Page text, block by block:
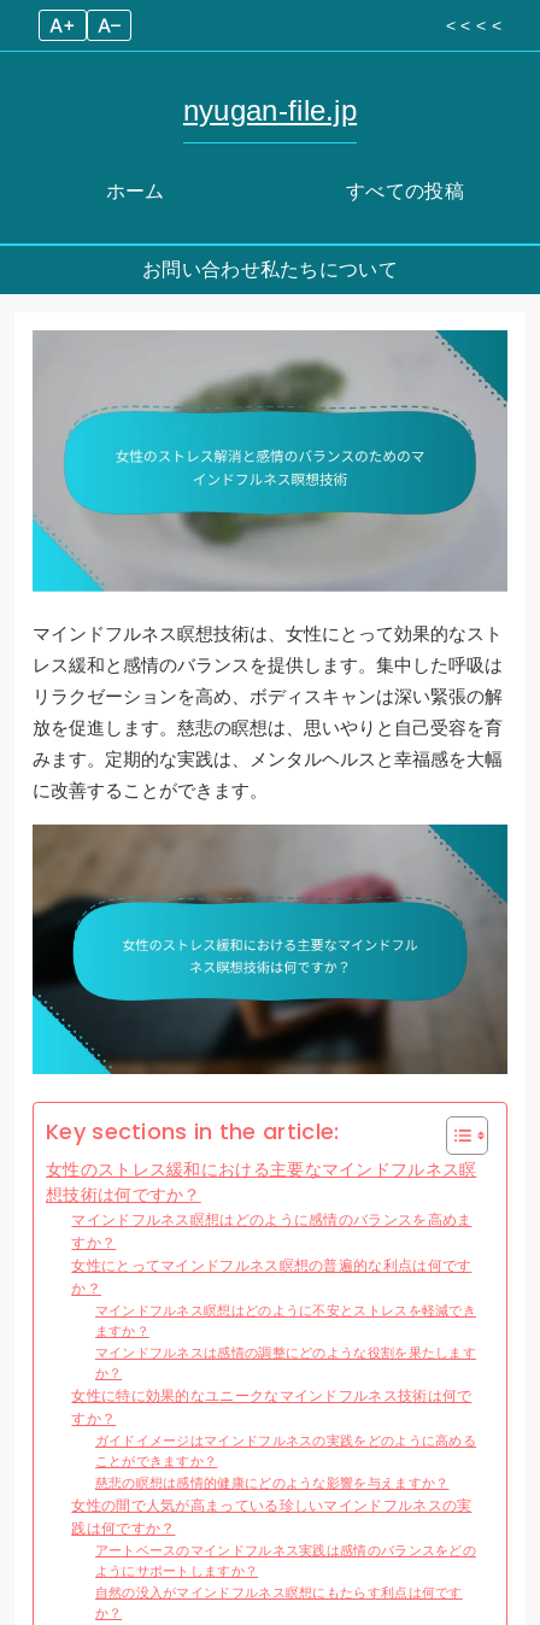
A+ A– < < < <
ホーム
nyugan-file.jp
すべての投稿
お問い合わせ私たちについて
マインドフルネス瞑想技術は、女性にとって効果的なスト
レス緩和と感情のバランスを提供します。集中した呼吸は
リラクゼーションを高め、ボディスキャンは深い緊張の解
放を促進します。慈悲の瞑想は、思いやりと自己受容を育
みます。定期的な実践は、メンタルヘルスと幸福感を大幅
に改善することができます。
Key sections in the article:
女性のストレス緩和における主要なマインドフルネス瞑
想技術は何ですか？
マインドフルネス瞑想はどのように感情のバランスを高めま
すか？
女性にとってマインドフルネス瞑想の普遍的な利点は何です
か？
マインドフルネス瞑想はどのように不安とストレスを軽減でき
ますか？
マインドフルネスは感情の調整にどのような役割を果たします
か？
女性に特に効果的なユニークなマインドフルネス技術は何で
すか？
ガイドイメージはマインドフルネスの実践をどのように高める
ことができますか？
慈悲の瞑想は感情的健康にどのような影響を与えますか？
女性の間で人気が高まっている珍しいマインドフルネスの実
践は何ですか？
アートベースのマインドフルネス実践は感情のバランスをどの
ようにサポートしますか？
自然の没入がマインドフルネス瞑想にもたらす利点は何です
か？